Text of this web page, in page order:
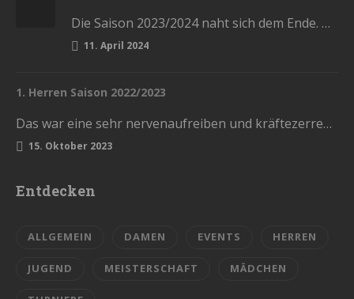
Die Saison 2023/2024 naht sich dem Ende. Diesen Samstag haben wir die letzten Heimspiele in der Stadthalle. Kommt und lasst…
11. April 2024
1. Herren Saison 2022/2023
Das war eine sehr nervenaufreiben und kräftezerrende Saison. Mit einem Ende, womit wir nicht gerechnet hatten. Die Vorrunde schlossen wir…
15. Oktober 2023
Entdecken
ALLGEMEIN DAMEN EVENTS HERREN
JUGEND MEISTERSCHAFT MÄDCHEN